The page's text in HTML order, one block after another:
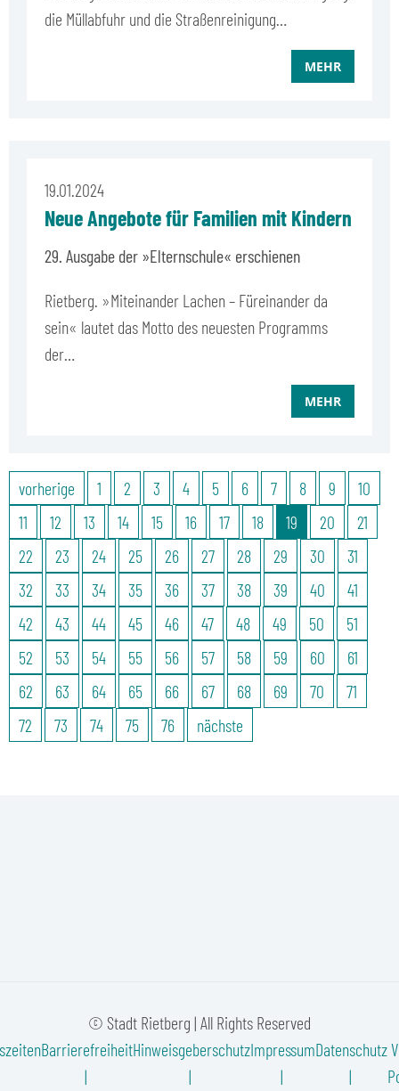
die Müllabfuhr und die Straßenreinigung…
MEHR
19.01.2024
Neue Angebote für Familien mit Kindern
29. Ausgabe der »Elternschule« erschienen
Rietberg. »Miteinander Lachen – Füreinander da
sein« lautet das Motto des neuesten Programms
der…
MEHR
vorherige 1 2 3 4 5 6 7 8 9
10
11
12 13 14 15 16 17 18 19 20
21
22
23 24 25 26 27 28 29 30
31
32
33 34 35 36 37 38 39 40
41
42
43 44 45 46 47 48 49 50
51
52
53 54 55 56 57 58 59 60
61
62
63 64 65 66 67 68 69 70
71
72
73 74 75 76 nächste
© Stadt Rietberg | All Rights Reserved
BarrierefreiheitHinweisgeberschutzImpressumDatenschutz